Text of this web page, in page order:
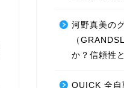
河野真美の
（
か？信頼性
QUICK 全自